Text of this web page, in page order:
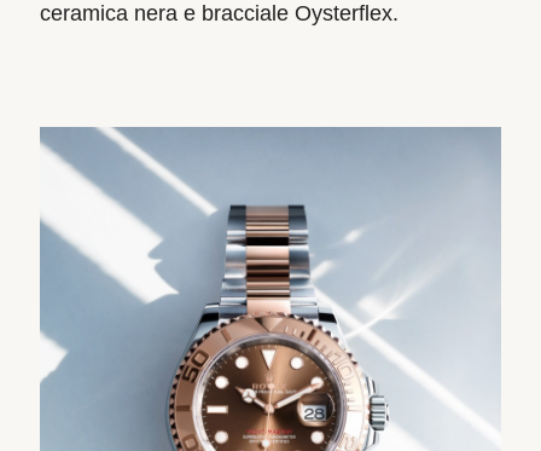
ceramica nera e bracciale Oysterflex.